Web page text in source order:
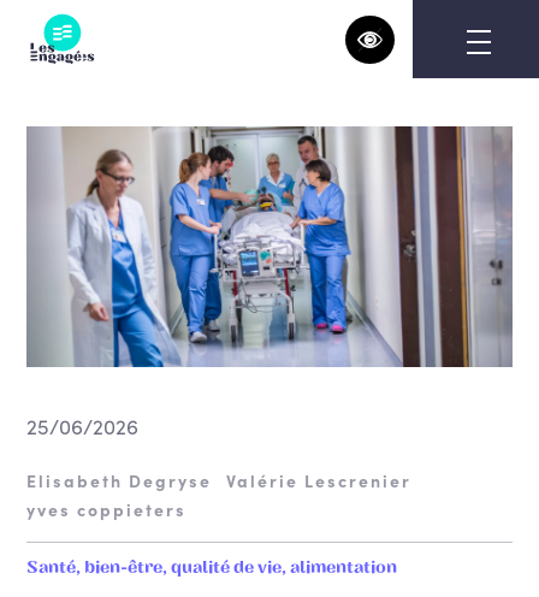
content
25/06/2026
Santé, bien-être, qualité de vie, alimentation
Elisabeth Degryse
Valérie Lescrenier
yves coppieters